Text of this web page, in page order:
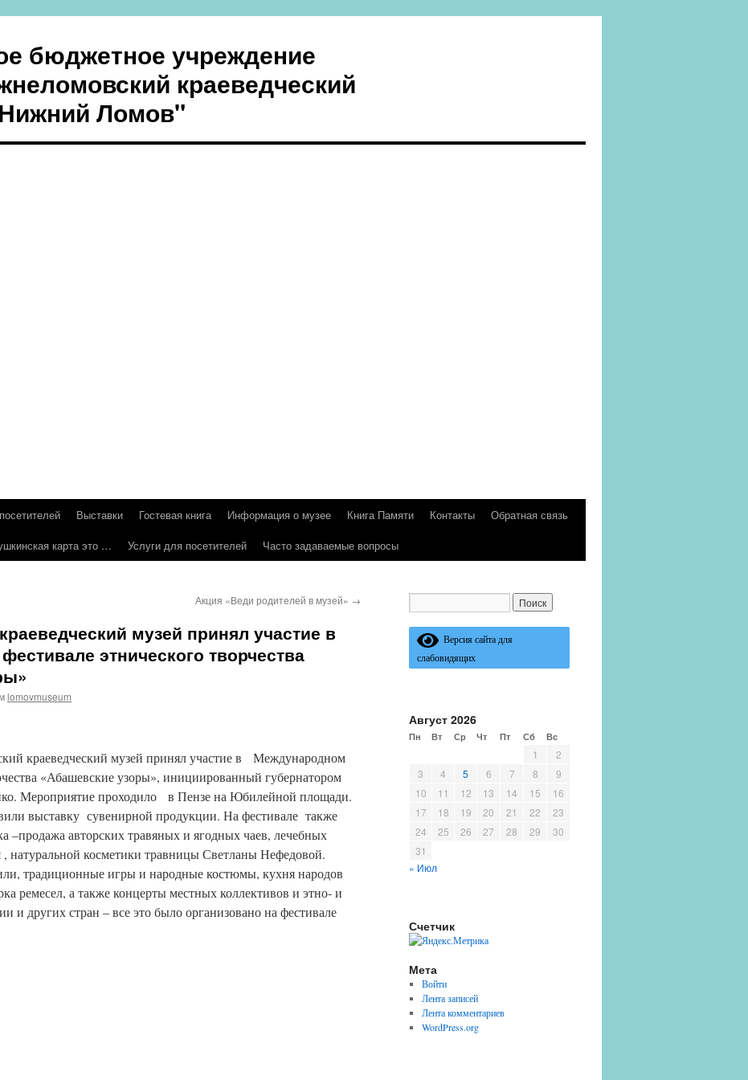
бюджетное учреждение
краеведческий
Ломов"
Выставки Гостевая книга Информация о музее Книга Памяти Контакты
Обратная связь
карта это … Услуги для посетителей Часто задаваемые вопросы
Акция «Веди родителей в музей» →
музей принял участие в
этнического творчества
lomovmuseum
краеведческий музей принял участие в Международном
«Абашевские узоры», инициированный губернатором
Мероприятие проходило в Пензе на Юбилейной площади.
выставку сувенирной продукции. На фестивале также
–продажа авторских травяных и ягодных чаев, лечебных
, натуральной косметики травницы Светланы Нефедовой.
традиционные игры и народные костюмы, кухня народов
ремесел, а также концерты местных коллективов и этно- и
и других стран – все это было организовано на фестивале
Версия сайта для
слабовидящих
Август 2026
Пн Вт Ср Чт Пт Сб Вс
1
2
3
4 5 6 7 8
9
10
11 12 13 14 15
16
17
18 19 20 21 22
23
24
25 26 27 28 29
30
31
« Июл
Счетчик
Мета
Войти
Лента записей
Лента комментариев
WordPress.org